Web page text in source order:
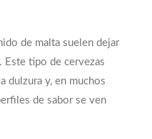
de malta suelen dejar
Este tipo de cervezas
dulzura y, en muchos
de sabor se ven